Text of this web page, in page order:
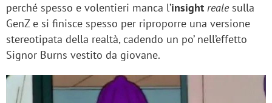
perché spesso e volentieri manca l’insight realesulla
GenZ e si finisce spesso per riproporre una versione
stereotipata della realtà, cadendo un po’ nell’effetto
Signor Burns vestito da giovane.